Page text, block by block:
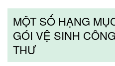
MỘT SỐ HẠNG
GÓI VỆ SINH
THƯ